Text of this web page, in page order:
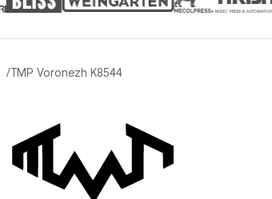
TMP Voronezh K8544